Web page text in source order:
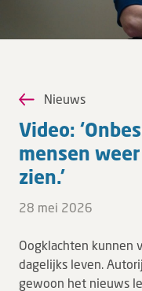
MijnDZNieuws
Video:
mensen
zien.’
28 mei 2026
Oogklachten kunnen
dagelijks leven.
gewoon het nieuws